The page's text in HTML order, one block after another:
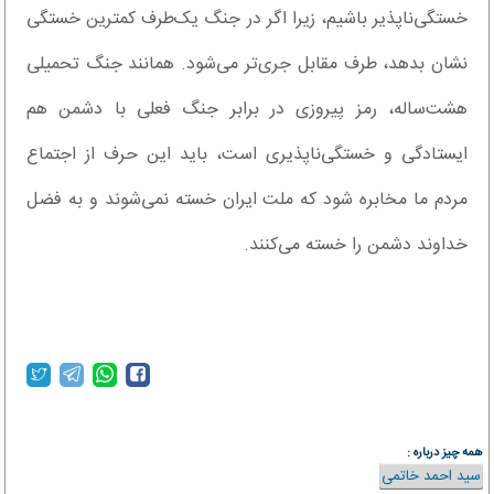
خستگی‌ناپذیر باشیم، زیرا اگر در جنگ یک‌طرف کمترین خستگی
نشان بدهد، طرف مقابل جری‌تر می‌شود. همانند جنگ تحمیلی
هشت‌ساله، رمز پیروزی در برابر جنگ فعلی با دشمن هم
ایستادگی و خستگی‌ناپذیری است، باید این حرف از اجتماع
مردم ما مخابره شود که ملت ایران خسته نمی‌شوند و به فضل
خداوند دشمن را خسته می‌کنند.
همه چیز درباره :
سید احمد خاتمی